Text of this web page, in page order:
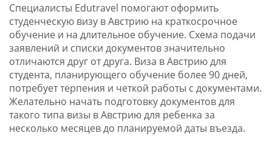
Специалисты Edutravel помогают оформить
студенческую визу в Австрию на краткосрочное
обучение и на длительное обучение. Схема подачи
заявлений и списки документов значительно
отличаются друг от друга. Виза в Австрию для
студента, планирующего обучение более 90 дней,
потребует терпения и четкой работы с документами.
Желательно начать подготовку документов для
такого типа визы в Австрию для ребенка за
несколько месяцев до планируемой даты въезда.